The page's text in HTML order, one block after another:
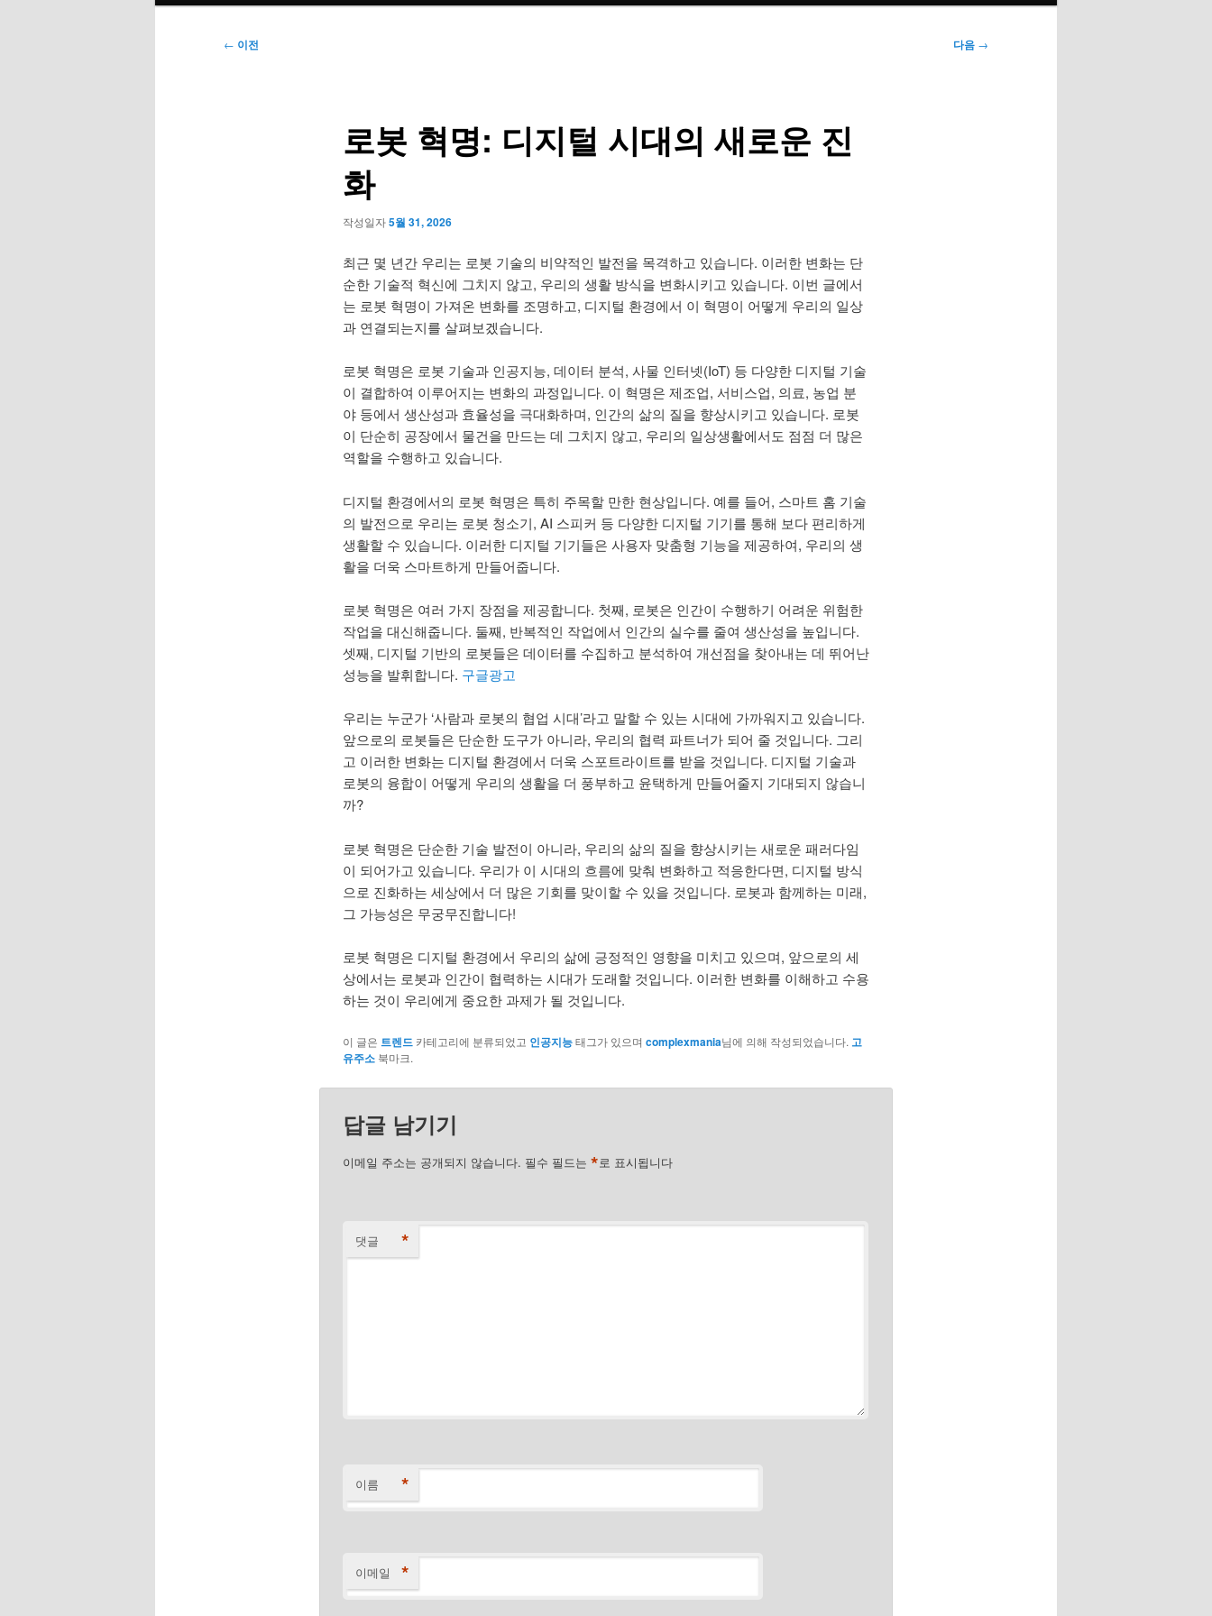
글
← 이전 다음 →
로봇 혁명: 디지털 시대의 새로운 진
화
작성일자5월 31, 2026
최근 몇 년간 우리는 로봇 기술의 비약적인 발전을 목격하고 있습니다. 이러한 변화는 단
순한 기술적 혁신에 그치지 않고, 우리의 생활 방식을 변화시키고 있습니다. 이번 글에서
는 로봇 혁명이 가져온 변화를 조명하고, 디지털 환경에서 이 혁명이 어떻게 우리의 일상
과 연결되는지를 살펴보겠습니다.
로봇 혁명은 로봇 기술과 인공지능, 데이터 분석, 사물 인터넷(IoT) 등 다양한 디지털 기술
이 결합하여 이루어지는 변화의 과정입니다. 이 혁명은 제조업, 서비스업, 의료, 농업 분
야 등에서 생산성과 효율성을 극대화하며, 인간의 삶의 질을 향상시키고 있습니다. 로봇
이 단순히 공장에서 물건을 만드는 데 그치지 않고, 우리의 일상생활에서도 점점 더 많은
역할을 수행하고 있습니다.
디지털 환경에서의 로봇 혁명은 특히 주목할 만한 현상입니다. 예를 들어, 스마트 홈 기술
의 발전으로 우리는 로봇 청소기, AI 스피커 등 다양한 디지털 기기를 통해 보다 편리하게
생활할 수 있습니다. 이러한 디지털 기기들은 사용자 맞춤형 기능을 제공하여, 우리의 생
활을 더욱 스마트하게 만들어줍니다.
로봇 혁명은 여러 가지 장점을 제공합니다. 첫째, 로봇은 인간이 수행하기 어려운 위험한
작업을 대신해줍니다. 둘째, 반복적인 작업에서 인간의 실수를 줄여 생산성을 높입니다.
셋째, 디지털 기반의 로봇들은 데이터를 수집하고 분석하여 개선점을 찾아내는 데 뛰어난
성능을 발휘합니다. 구글광고
우리는 누군가 ‘사람과 로봇의 협업 시대’라고 말할 수 있는 시대에 가까워지고 있습니다.
앞으로의 로봇들은 단순한 도구가 아니라, 우리의 협력 파트너가 되어 줄 것입니다. 그리
고 이러한 변화는 디지털 환경에서 더욱 스포트라이트를 받을 것입니다. 디지털 기술과
로봇의 융합이 어떻게 우리의 생활을 더 풍부하고 윤택하게 만들어줄지 기대되지 않습니
까?
로봇 혁명은 단순한 기술 발전이 아니라, 우리의 삶의 질을 향상시키는 새로운 패러다임
이 되어가고 있습니다. 우리가 이 시대의 흐름에 맞춰 변화하고 적응한다면, 디지털 방식
으로 진화하는 세상에서 더 많은 기회를 맞이할 수 있을 것입니다. 로봇과 함께하는 미래,
그 가능성은 무궁무진합니다!
로봇 혁명은 디지털 환경에서 우리의 삶에 긍정적인 영향을 미치고 있으며, 앞으로의 세
상에서는 로봇과 인간이 협력하는 시대가 도래할 것입니다. 이러한 변화를 이해하고 수용
하는 것이 우리에게 중요한 과제가 될 것입니다.
이 글은 트렌드 카테고리에 분류되었고 인공지능태그가 있으며 complexmania님에 의해 작성되었습니다. 고
유주소북마크.
답글 남기기
이메일 주소는 공개되지 않습니다. 필수 필드는 *로 표시됩니다
댓글 *
이름 *
이메일 *